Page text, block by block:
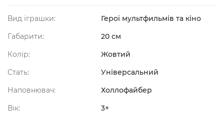
Вид іграшки:
Герої мультфильмів та кіно
Габарити:
20 см
Колір:
Жовтий
Стать:
Універсальний
Наповнювач:
Холлофайбер
Вік:
3+